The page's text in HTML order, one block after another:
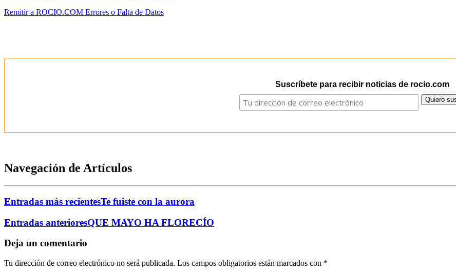
Remitir a ROCIO.COM Errores o Falta de Datos
Suscríbete para recibir noticias de rocio.com
Navegación de Artículos
Entradas más recientesTe fuiste con la aurora
Entradas anterioresQUE MAYO HA FLORECÍO
Deja un comentario
Tu dirección de correo electrónico no será publicada. Los campos obligatorios están marcados con *